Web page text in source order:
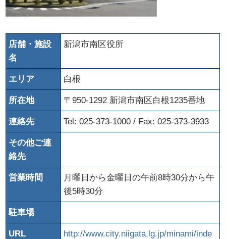
店舗・施設
名
新潟市南区役所
エリア 白根
所在地 〒950‐1292 新潟市南区白根1235番地
連絡先 Tel: 025-373-1000 / Fax: 025-373-3933
その他ご連
絡先
営業時間
月曜日から金曜日の午前8時30分から午
後5時30分
駐車場
URL
http://www.city.niigata.lg.jp/minami/inde